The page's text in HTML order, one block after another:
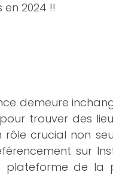
2024 !!
demeure
trouver des
rôle crucial non
sur
de la